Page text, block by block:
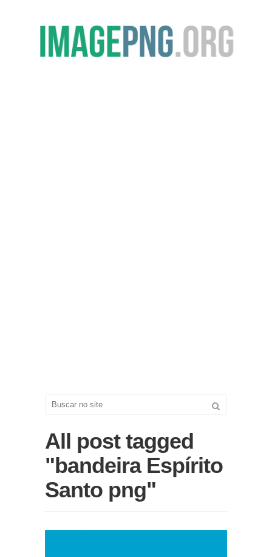
All post tagged
"bandeira Espírito
Santo png"